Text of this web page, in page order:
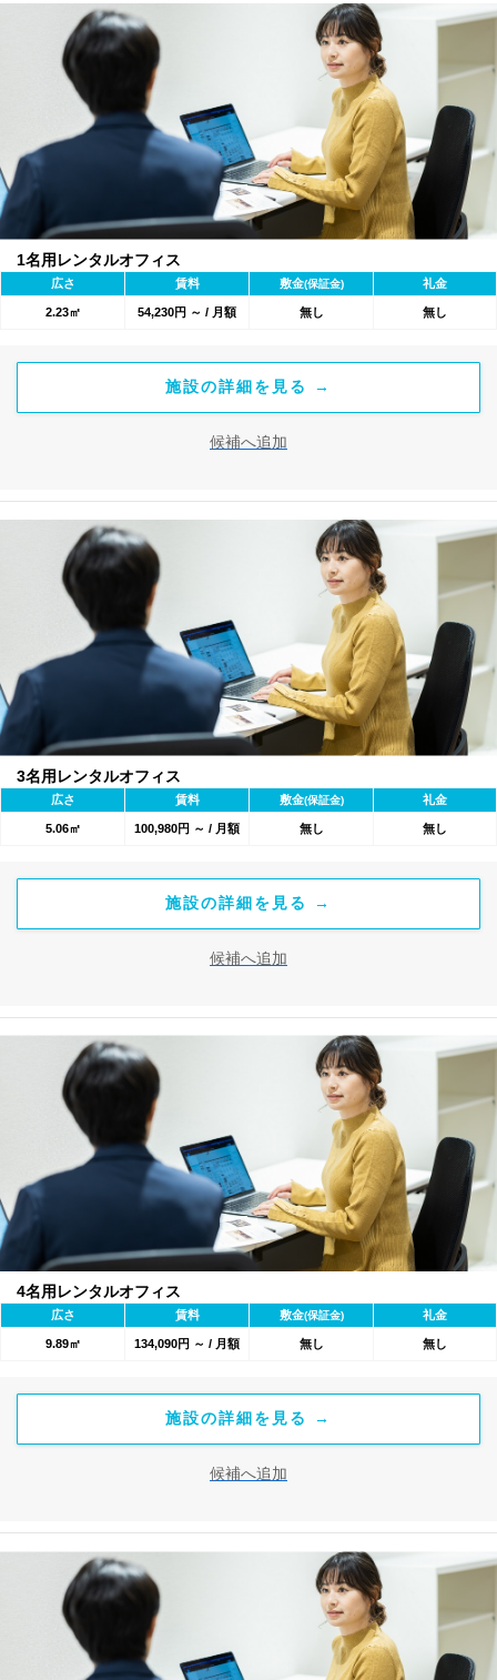
1名用レンタルオフィス
広さ 賃料 敷金(保証金) 礼金
2.23㎡ 54,230円 ～ / 月額 無し 無し
施設の詳細を見る →
候補へ追加
3名用レンタルオフィス
広さ 賃料 敷金(保証金) 礼金
5.06㎡ 100,980円 ～ / 月額 無し 無し
施設の詳細を見る →
候補へ追加
4名用レンタルオフィス
広さ 賃料 敷金(保証金) 礼金
9.89㎡ 134,090円 ～ / 月額 無し 無し
施設の詳細を見る →
候補へ追加